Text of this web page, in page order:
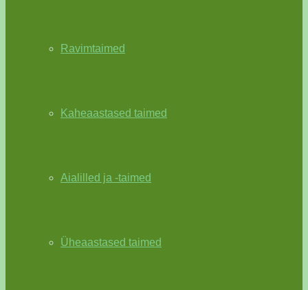
Ravimtaimed
Kaheaastased taimed
Aialilled ja -taimed
Üheaastased taimed